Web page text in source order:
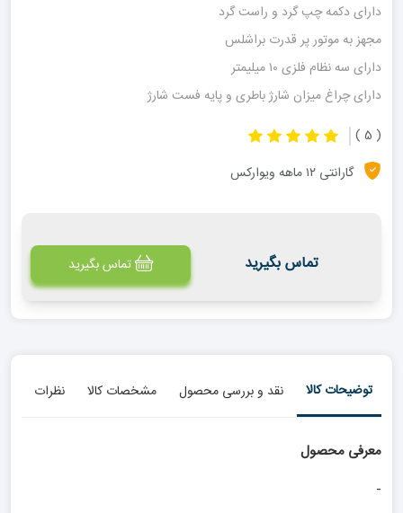
دارای دکمه چپ گرد و راست گرد
مجهز به موتور پر قدرت براشلس
دارای سه نظام فلزی ۱۰ میلیمتر
دارای چراغ میزان شارژ باطری و پایه فست شارژ
( 5 )
گارانتی ۱۲ ماهه ویوارکس
تماس بگیرید تماس بگیرید
توضیحات کالا نقد و بررسی محصول مشخصات کالا نظرات
معرفی محصول
-